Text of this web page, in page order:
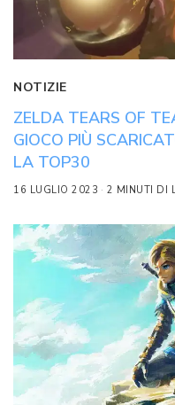
NOTIZIE
ZELDA TEARS OF
GIOCO PIÙ
LA TOP30
16 LUGLIO 2023 2 MINUTI DI